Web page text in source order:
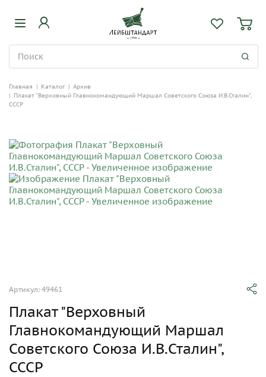
Главная | Каталог | Архив
| Плакат "Верховный Главнокомандующий Маршал Советского Союза И.В.Сталин",
СССР
Артикул: 49461
Плакат "Верховный
Главнокомандующий Маршал
Советского Союза И.В.Сталин",
СССР